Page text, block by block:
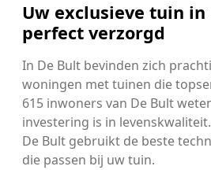
Uw exclusieve tuin in
perfect verzorgd
In De Bult bevinden zich
woningen met tuinen die
615 inwoners van De Bult
investering is in
De Bult gebruikt de beste
die passen bij uw tuin.